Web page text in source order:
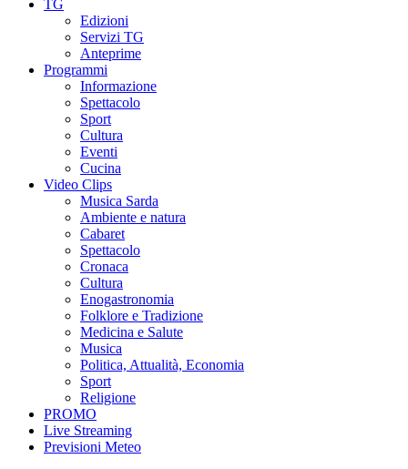
TG
Edizioni
Servizi TG
Anteprime
Programmi
Informazione
Spettacolo
Sport
Cultura
Eventi
Cucina
Video Clips
Musica Sarda
Ambiente e natura
Cabaret
Spettacolo
Cronaca
Cultura
Enogastronomia
Folklore e Tradizione
Medicina e Salute
Musica
Politica, Attualità, Economia
Sport
Religione
PROMO
Live Streaming
Previsioni Meteo